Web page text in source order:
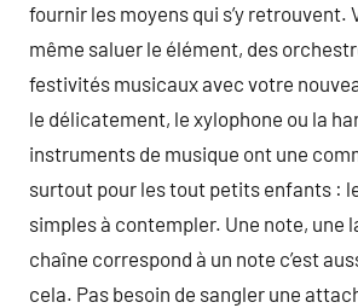
fournir les moyens qui s’y retrouvent.
même saluer le élément, des
festivités musicaux avec votre
le délicatement, le xylophone ou la
instruments de musique ont une
surtout pour les tout petits enfants :
simples à contempler. Une note, une
chaîne correspond à un note c’est
cela. Pas besoin de sangler une